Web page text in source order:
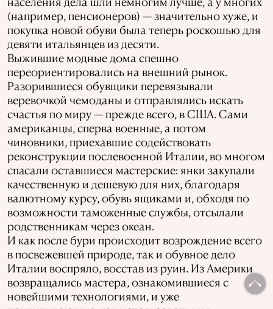
(например, пенсионеров) — значительно хуже, и
покупка новой обуви была теперь роскошью для
девяти итальянцев из десяти.
Выжившие модные дома спешно
переориентировались на внешний рынок.
Разорившиеся обувщики перевязывали
веревочкой чемоданы и отправлялись искать
счастья по миру — прежде всего, в США. Сами
американцы, сперва военные, а потом
чиновники, приехавшие содействовать
реконструкции послевоенной Италии, во многом
спасали оставшиеся мастерские: янки закупали
качественную и дешевую для них, благодаря
валютному курсу, обувь ящиками и, обходя по
возможности таможенные службы, отсылали
родственникам через океан.
И как после бури происходит возрождение всего
в посвежевшей природе, так и обувное дело
Италии воспряло, восстав из руин. Из Америки
возвращались мастера, ознакомившиеся с
новейшими технологиями, и уже